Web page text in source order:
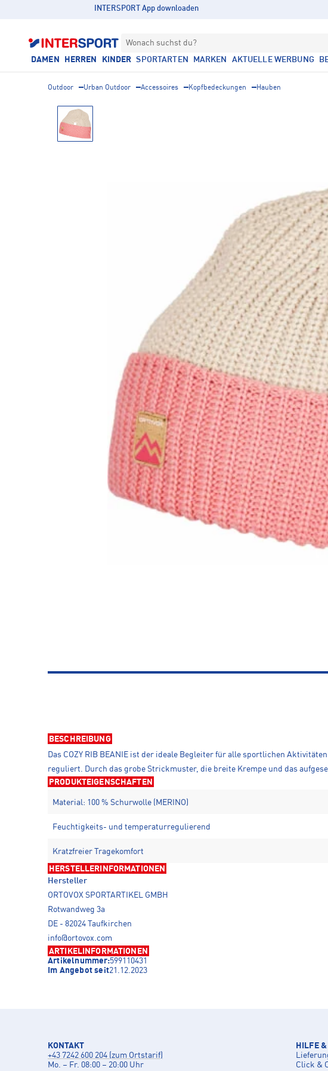
INTERSPORT App downloaden
Wonach suchst du?
DAMEN HERREN KINDER SPORTARTEN MARKEN AKTUELLE WERBUNG
Outdoor Urban Outdoor Accessoires Kopfbedeckungen Hauben
BESCHREIBUNG
Das COZY RIB BEANIE ist der ideale Begleiter für alle sportlichen
reguliert. Durch das grobe Strickmuster, die breite Krempe und das
PRODUKTEIGENSCHAFTEN
Material: 100 % Schurwolle (MERINO)
Feuchtigkeits- und temperaturregulierend
Kratzfreier Tragekomfort
HERSTELLERINFORMATIONEN
Hersteller
ORTOVOX SPORTARTIKEL GMBH
Rotwandweg 3a
DE - 82024 Taufkirchen
info@ortovox.com
ARTIKELINFORMATIONEN
Artikelnummer:599110431
Im Angebot seit21.12.2023
KONTAKT
+43 7242 600 204 (zum Ortstarif)
Mo. – Fr. 08:00 – 20:00 Uhr
HILFE
Click &